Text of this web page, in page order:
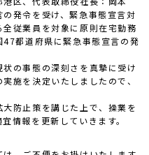
発令を受け、緊急事態宣言対
従業員を対象に原則在宅勤務
都道府県に緊急事態宣言の発
の事態の深刻さを真摯に受け
施を決定いたしましたので、
防止策を講じた上で、操業を
情報を更新していきます。